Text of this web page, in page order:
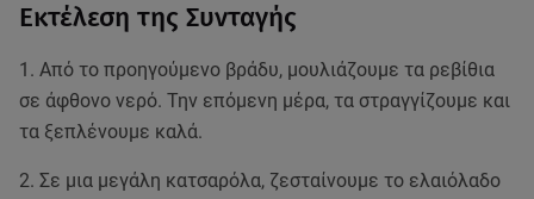
Εκτέλεση της Συνταγής
1. Από το προηγούμενο βράδυ, μουλιάζουμε τα ρεβίθια
σε άφθονο νερό. Την επόμενη μέρα, τα στραγγίζουμε και
τα ξεπλένουμε καλά.
2. Σε μια μεγάλη κατσαρόλα, ζεσταίνουμε το ελαιόλαδο